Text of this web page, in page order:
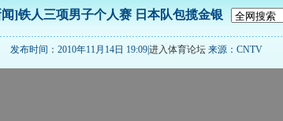
]铁人三项男子个人赛 日本队包揽金银
发布时间：2010年11月14日 19:09|进入体育论坛 来源：CNTV